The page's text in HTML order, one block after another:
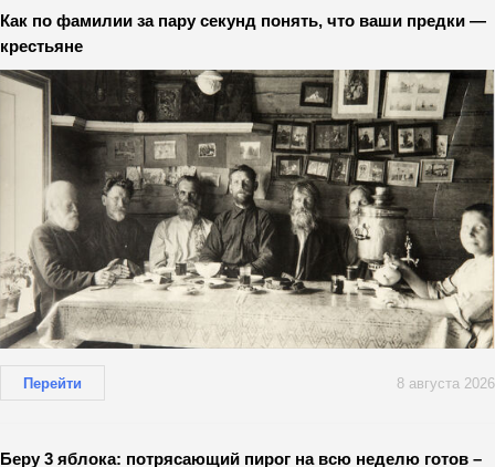
Как по фамилии за пару секунд понять, что ваши предки —
крестьяне
Перейти 8 августа 2026
Беру 3 яблока: потрясающий пирог на всю неделю готов –